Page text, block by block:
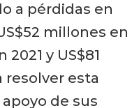
a pérdidas en
millones en
y US$81
resolver esta
de sus